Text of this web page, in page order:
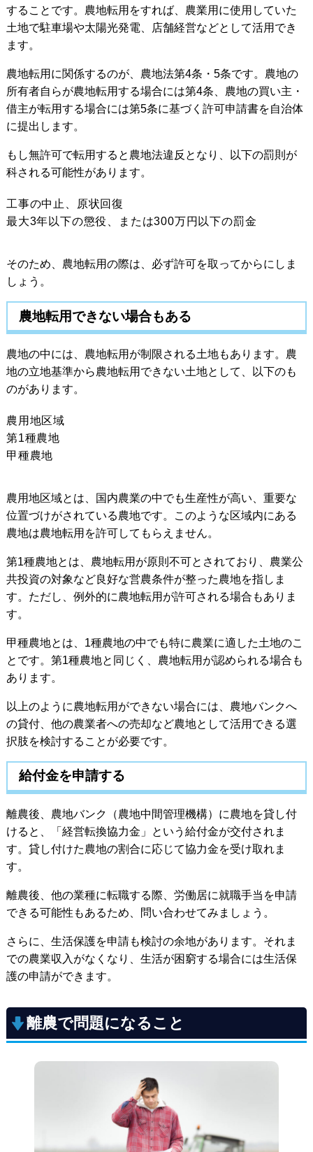
することです。農地転用をすれば、農業用に使用していた
土地で駐車場や太陽光発電、店舗経営などとして活用でき
ます。
農地転用に関係するのが、農地法第4条・5条です。農地の
所有者自らが農地転用する場合には第4条、農地の買い主・
借主が転用する場合には第5条に基づく許可申請書を自治体
に提出します。
もし無許可で転用すると農地法違反となり、以下の罰則が
科される可能性があります。
工事の中止、原状回復
最大3年以下の懲役、または300万円以下の罰金
そのため、農地転用の際は、必ず許可を取ってからにしま
しょう。
農地転用できない場合もある
農地の中には、農地転用が制限される土地もあります。農
地の立地基準から農地転用できない土地として、以下のも
のがあります。
農用地区域
第1種農地
甲種農地
農用地区域とは、国内農業の中でも生産性が高い、重要な
位置づけがされている農地です。このような区域内にある
農地は農地転用を許可してもらえません。
第1種農地とは、農地転用が原則不可とされており、農業公
共投資の対象など良好な営農条件が整った農地を指しま
す。ただし、例外的に農地転用が許可される場合もありま
す。
甲種農地とは、1種農地の中でも特に農業に適した土地のこ
とです。第1種農地と同じく、農地転用が認められる場合も
あります。
以上のように農地転用ができない場合には、農地バンクへ
の貸付、他の農業者への売却など農地として活用できる選
択肢を検討することが必要です。
給付金を申請する
離農後、農地バンク（農地中間管理機構）に農地を貸し付
けると、「経営転換協力金」という給付金が交付されま
す。貸し付けた農地の割合に応じて協力金を受け取れま
す。
離農後、他の業種に転職する際、労働居に就職手当を申請
できる可能性もあるため、問い合わせてみましょう。
さらに、生活保護を申請も検討の余地があります。それま
での農業収入がなくなり、生活が困窮する場合には生活保
護の申請ができます。
離農で問題になること